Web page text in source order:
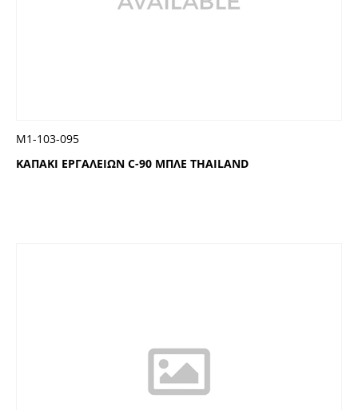
ΚΑΠΑΚΙ ΕΡΓΑΛΕΙΩΝ C-90 ΜΠΛΕ THAILAND
Μ1-103-095